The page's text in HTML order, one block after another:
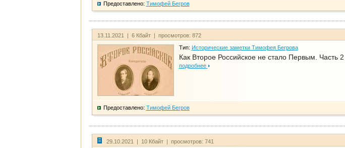
Предоставлено: Тимофей Бегров
13.11.2021 | 6 Кбайт | просмотров: 872
Тип: Исторические заметки Тимофея Бегрова
Как Второе Российское не стало Первым. Часть 2
подробнее
Предоставлено: Тимофей Бегров
29.10.2021 | 10 Кбайт | просмотров: 741